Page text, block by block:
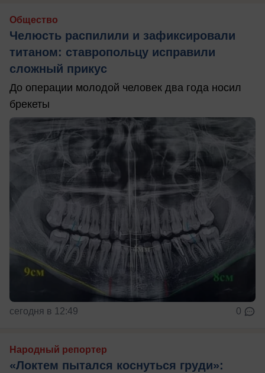
Общество
Челюсть распилили и зафиксировали
титаном: ставропольцу исправили
сложный прикус
До операции молодой человек два года носил
брекеты
сегодня в 12:49 0
Народный репортер
«Локтем пытался коснуться груди»: